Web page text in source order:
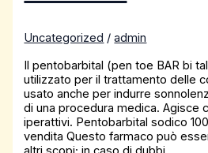
Uncategorized /admin
Il pentobarbital (pen toe BAR bi
utilizzato per il trattamento delle
usato anche per indurre
di una procedura medica. Agisce
iperattivi. Pentobarbital sodico
vendita Questo farmaco può